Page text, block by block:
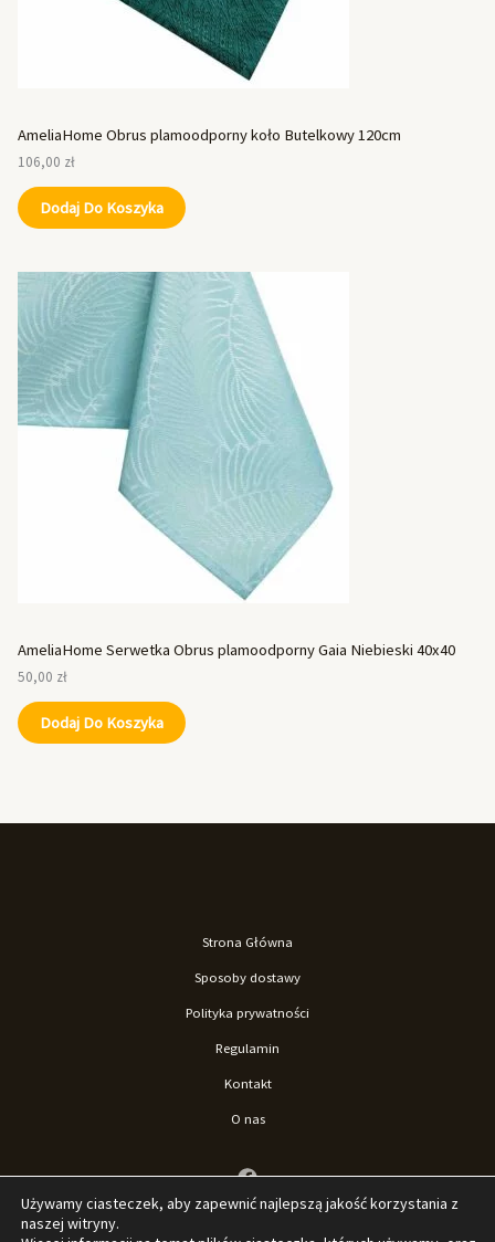
AmeliaHome Obrus plamoodporny koło Butelkowy 120cm
106,00 zł
Dodaj Do Koszyka
AmeliaHome Serwetka Obrus plamoodporny Gaia Niebieski 40x40
50,00 zł
Dodaj Do Koszyka
Strona Główna
Sposoby dostawy
Polityka prywatności
Regulamin
Kontakt
O nas
Używamy ciasteczek, aby zapewnić najlepszą jakość korzystania z
naszej witryny.